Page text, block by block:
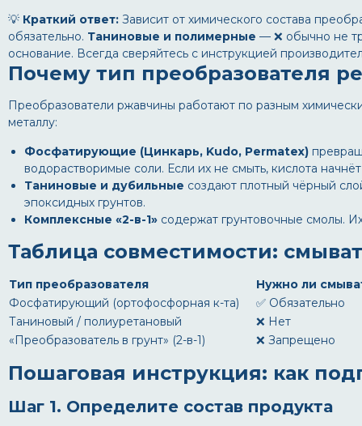
💡 Краткий ответ: Зависит от химического состава
обязательно. Таниновые и полимерные — ❌ обычно не
основание. Всегда сверяйтесь с инструкцией
Почему тип преобразователя
Преобразователи ржавчины работают по разным
металлу:
Фосфатирующие (Цинкарь, Kudo, Permatex)
водорастворимые соли. Если их не смыть, кислота
Таниновые и дубильные создают плотный чёрный
эпоксидных грунтов.
Комплексные «2-в-1» содержат грунтовочные смолы.
Таблица совместимости:
Тип преобразователя
Нужно ли
Фосфатирующий (ортофосфорная к-та)
✅ Обязательно
Таниновый / полиуретановый
❌ Нет
«Преобразователь в грунт» (2-в-1)
❌ Запрещено
Пошаговая инструкция: как
Шаг 1. Определите состав продукта